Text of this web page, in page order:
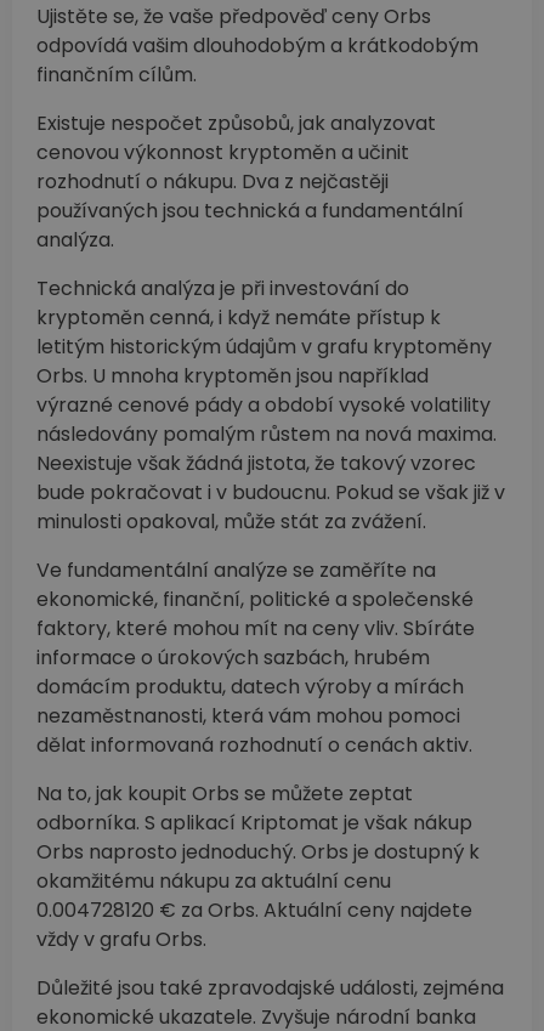
Ujistěte se, že vaše předpověď ceny Orbs
odpovídá vašim dlouhodobým a krátkodobým
finančním cílům.
Existuje nespočet způsobů, jak analyzovat
cenovou výkonnost kryptoměn a učinit
rozhodnutí o nákupu. Dva z nejčastěji
používaných jsou technická a fundamentální
analýza.
Technická analýza je při investování do
kryptoměn cenná, i když nemáte přístup k
letitým historickým údajům v grafu kryptoměny
Orbs. U mnoha kryptoměn jsou například
výrazné cenové pády a období vysoké volatility
následovány pomalým růstem na nová maxima.
Neexistuje však žádná jistota, že takový vzorec
bude pokračovat i v budoucnu. Pokud se však již v
minulosti opakoval, může stát za zvážení.
Ve fundamentální analýze se zaměříte na
ekonomické, finanční, politické a společenské
faktory, které mohou mít na ceny vliv. Sbíráte
informace o úrokových sazbách, hrubém
domácím produktu, datech výroby a mírách
nezaměstnanosti, která vám mohou pomoci
dělat informovaná rozhodnutí o cenách aktiv.
Na to, jak koupit Orbs se můžete zeptat
odborníka. S aplikací Kriptomat je však nákup
Orbs naprosto jednoduchý. Orbs je dostupný k
okamžitému nákupu za aktuální cenu
0.004728120 € za Orbs. Aktuální ceny najdete
vždy v grafu Orbs.
Důležité jsou také zpravodajské události, zejména
ekonomické ukazatele. Zvyšuje národní banka